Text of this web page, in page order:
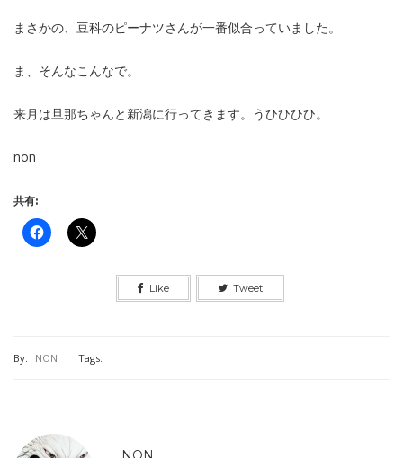
まさかの、豆科のピーナツさんが一番似合っていました。
ま、そんなこんなで。
来月は旦那ちゃんと新潟に行ってきます。うひひひひ。
non
共有:
Like Tweet
By: NON Tags: